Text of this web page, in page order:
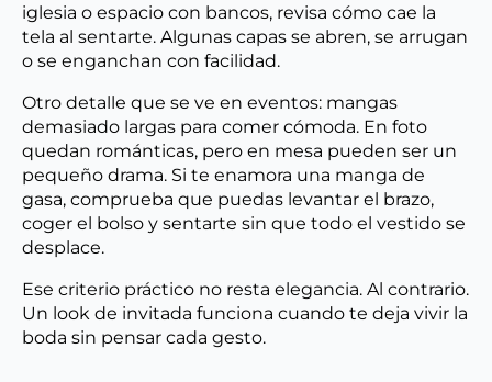
iglesia o espacio con bancos, revisa cómo cae la
tela al sentarte. Algunas capas se abren, se arrugan
o se enganchan con facilidad.
Otro detalle que se ve en eventos: mangas
demasiado largas para comer cómoda. En foto
quedan románticas, pero en mesa pueden ser un
pequeño drama. Si te enamora una manga de
gasa, comprueba que puedas levantar el brazo,
coger el bolso y sentarte sin que todo el vestido se
desplace.
Ese criterio práctico no resta elegancia. Al contrario.
Un look de invitada funciona cuando te deja vivir la
boda sin pensar cada gesto.